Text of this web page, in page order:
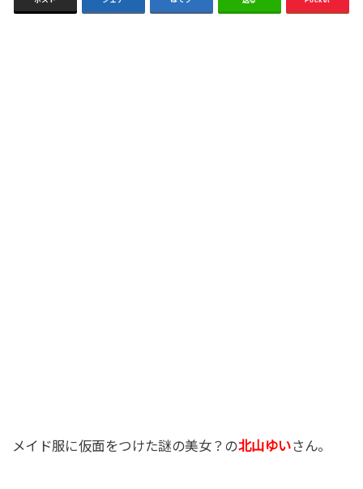
メイド服に仮面をつけた謎の美女？の北山ゆいさん。